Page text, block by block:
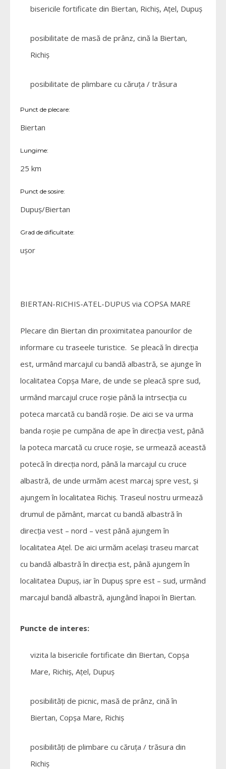
bisericile fortificate din Biertan, Richiș, Ațel, Dupuș
posibilitate de masă de prânz, cină la Biertan,
Richiș
posibilitate de plimbare cu căruța / trăsura
Punct de plecare:
Biertan
Lungime:
25 km
Punct de sosire:
Dupuș/Biertan
Grad de dificultate:
ușor
BIERTAN-RICHIS-ATEL-DUPUS via COPSA MARE
Plecare din Biertan din proximitatea panourilor de
informare cu traseele turistice. Se pleacă în direcția
est, urmând marcajul cu bandă albastră, se ajunge în
localitatea Copșa Mare, de unde se pleacă spre sud,
urmând marcajul cruce roșie până la intrsecția cu
poteca marcată cu bandă roșie. De aici se va urma
banda roșie pe cumpăna de ape în direcția vest, până
la poteca marcată cu cruce roșie, se urmează această
potecă în direcția nord, până la marcajul cu cruce
albastră, de unde urmăm acest marcaj spre vest, și
ajungem în localitatea Richiș. Traseul nostru urmează
drumul de pământ, marcat cu bandă albastră în
direcția vest – nord – vest până ajungem în
localitatea Ațel. De aici urmăm același traseu marcat
cu bandă albastră în direcția est, până ajungem în
localitatea Dupuș, iar în Dupuș spre est – sud, urmând
marcajul bandă albastră, ajungând înapoi în Biertan.
Puncte de interes:
vizita la bisericile fortificate din Biertan, Copșa
Mare, Richiș, Ațel, Dupuș
posibilități de picnic, masă de prânz, cină în
Biertan, Copșa Mare, Richiș
posibilități de plimbare cu căruța / trăsura din
Richiș